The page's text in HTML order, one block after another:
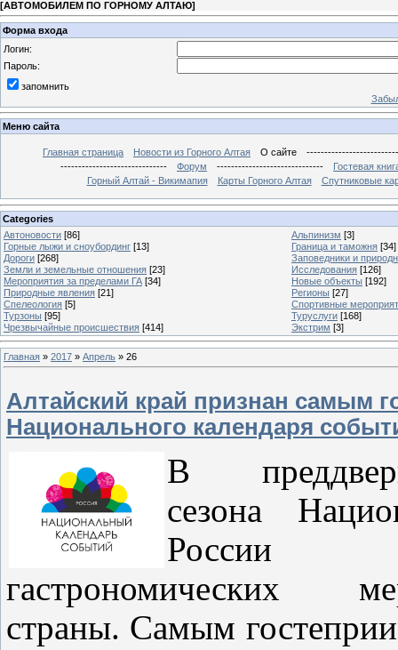
[АВТОМОБИЛЕМ ПО ГОРНОМУ АЛТАЮ]
Форма входа
Логин:
Пароль:
запомнить
Меню сайта
Главная страница Новости из Горного Алтая О сайте
------------------------------
Форум ------------------------------
Гостевая
Горный Алтай - Викимапия
Карты Горного Алтая Спутниковые
Categories
Автоновости [86] Альпинизм [3]
Горные лыжи и сноубординг [13] Граница и таможня [34]
Дороги [268]
Заповедники и
Земли и земельные отношения [23] Исследования [126]
Мероприятия за пределами ГА [34] Новые объекты [192]
Природные явления [21] Регионы [27]
Спелеология [5]
Спортивные
Турзоны [95] Туруслуги [168]
Чрезвычайные происшествия [414] Экстрим [3]
Главная » 2017 » Апрель » 26
Алтайский край признан самым
Национального календаря
В
сезона
России
гастрономических
страны. Самым